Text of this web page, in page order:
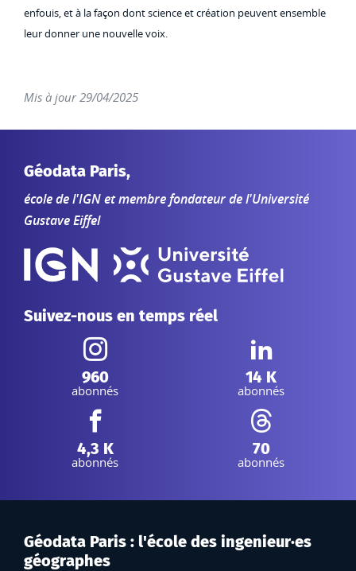
enfouis, et à la façon dont science et création peuvent ensemble
leur donner une nouvelle voix.
Mis à jour 29/04/2025
Géodata Paris,
école de l'IGN et membre fondateur de l'Université
Gustave Eiffel
Suivez-nous en temps réel
Instagram :
960
abonnés
Linkedin :
14 K
abonnés
Facebook :
4,3 K
abonnés
Threads :
70
abonnés
Géodata Paris : l'école des ingenieur·es
géographes